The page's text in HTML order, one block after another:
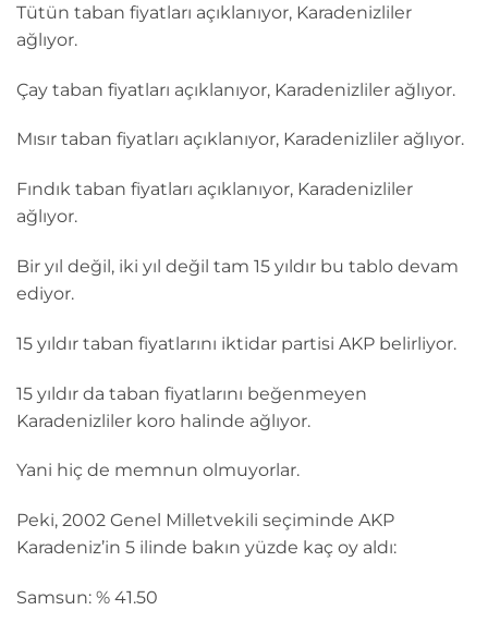
Tütün taban fiyatları açıklanıyor, Karadenizliler
ağlıyor.
Çay taban fiyatları açıklanıyor, Karadenizliler ağlıyor.
Mısır taban fiyatları açıklanıyor, Karadenizliler ağlıyor.
Fındık taban fiyatları açıklanıyor, Karadenizliler
ağlıyor.
Bir yıl değil, iki yıl değil tam 15 yıldır bu tablo devam
ediyor.
15 yıldır taban fiyatlarını iktidar partisi AKP belirliyor.
15 yıldır da taban fiyatlarını beğenmeyen
Karadenizliler koro halinde ağlıyor.
Yani hiç de memnun olmuyorlar.
Peki, 2002 Genel Milletvekili seçiminde AKP
Karadeniz’in 5 ilinde bakın yüzde kaç oy aldı:
Samsun: % 41.50